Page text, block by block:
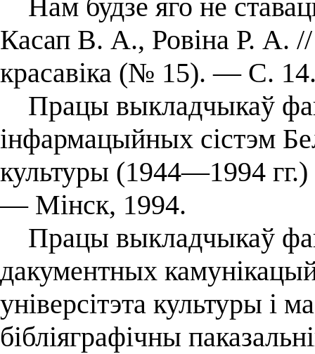
Нам будзе яго не
Касап В. А., Ровіна Р.
красавіка (№ 15). — С.
Працы выкладчыкаў
інфармацыйных сістэм
культуры (1944—1994 гг.)
— Мінск, 1994.
Працы выкладчыкаў
дакументных
універсітэта культуры і
бібліяграфічны